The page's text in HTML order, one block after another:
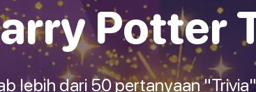
Potter
lebih dari 50 pertanyaan